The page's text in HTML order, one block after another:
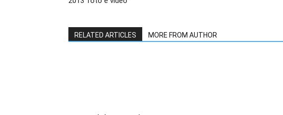
RELATED ARTICLES MORE FROM AUTHOR